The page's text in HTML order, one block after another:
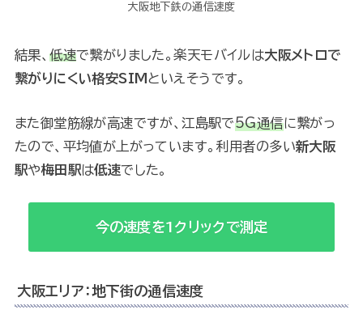
大阪地下鉄の通信速度
結果、低速で繋がりました。楽天モバイルは大阪メトロで
繋がりにくい格安SIM といえそうです。
また御堂筋線が高速ですが、江島駅で5G通信に繋がっ
たので、平均値が上がっています。利用者の多い新大阪
駅や梅田駅は低速でした。
今の速度を1クリックで測定
大阪エリア：地下街の通信速度